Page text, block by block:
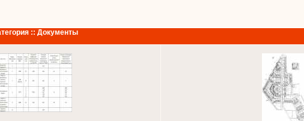
:: Документы